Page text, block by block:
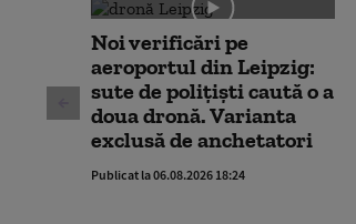
Noi verificări pe
aeroportul din Leipzig:
sute de polițiști caută o a
doua dronă. Varianta
exclusă de anchetatori
Publicat la 06.08.2026 18:24